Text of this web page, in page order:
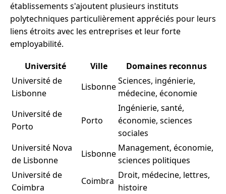
établissements s'ajoutent plusieurs instituts
polytechniques particulièrement appréciés pour leurs
liens étroits avec les entreprises et leur forte
employabilité.
Université
Ville
Domaines reconnus
Université de
Lisbonne
Lisbonne
Sciences, ingénierie,
médecine, économie
Université de
Porto
Porto
Ingénierie, santé,
économie, sciences
sociales
Université Nova
de Lisbonne
Lisbonne
Management, économie,
sciences politiques
Université de
Coimbra
Coimbra
Droit, médecine, lettres,
histoire